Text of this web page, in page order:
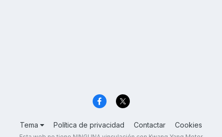
Tema Política de privacidad Contactar Cookies